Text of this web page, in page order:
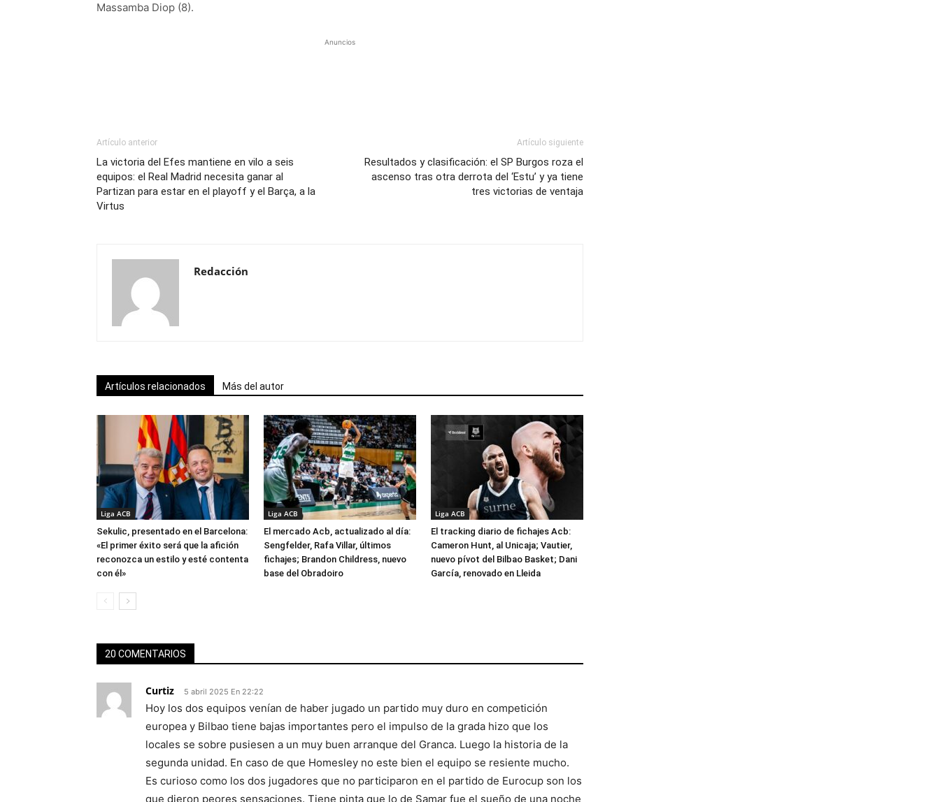
Massamba Diop (8).
Anuncios
Artículo anterior
La victoria del Efes mantiene en vilo a seis
equipos: el Real Madrid necesita ganar al
Partizan para estar en el playoff y el Barça, a la
Virtus
Artículo siguiente
Resultados y clasificación: el SP Burgos roza el
ascenso tras otra derrota del ‘Estu’ y ya tiene
tres victorias de ventaja
Redacción
Artículos relacionados Más del autor
Liga ACB
Sekulic, presentado en el Barcelona:
«El primer éxito será que la afición
reconozca un estilo y esté contenta
con él»
Liga ACB
El mercado Acb, actualizado al día:
Sengfelder, Rafa Villar, últimos
fichajes; Brandon Childress, nuevo
base del Obradoiro
Liga ACB
El tracking diario de fichajes Acb:
Cameron Hunt, al Unicaja; Vautier,
nuevo pívot del Bilbao Basket; Dani
García, renovado en Lleida
20 COMENTARIOS
Curtiz 5 abril 2025 En 22:22
Hoy los dos equipos venían de haber jugado un partido muy duro en competición
europea y Bilbao tiene bajas importantes pero el impulso de la grada hizo que los
locales se sobre pusiesen a un muy buen arranque del Granca. Luego la historia de la
segunda unidad. En caso de que Homesley no este bien el equipo se resiente mucho.
Es curioso como los dos jugadores que no participaron en el partido de Eurocup son los
que dieron peores sensaciones. Tiene pinta que lo de Samar fue el sueño de una noche